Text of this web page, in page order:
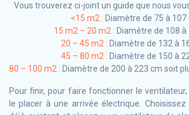
Vous trouverez ci-joint un guide que nous
<15 m2 : Diamètre de 75 à 107
15 m2 – 20 m2 : Diamètre de 108 à
20 – 45 m2 : Diamètre de 132 à
45 – 80 m2 : Diamètre de 150 à
80 – 100 m2 : Diamètre de 200 à 223 cm soit
Pour finir, pour faire fonctionner le
le placer à une arrivée électrique.